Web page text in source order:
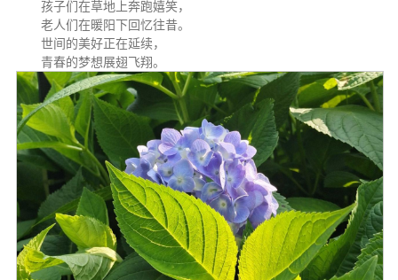
孩子们在草地上奔跑嬉笑，
老人们在暖阳下回忆往昔。
世间的美好正在延续，
青春的梦想展翅飞翔。